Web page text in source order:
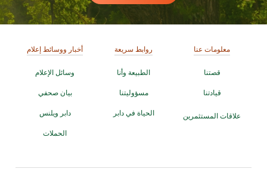
معلومات عنا
قصتنا
قيادتنا
علاقات المستثمرين
روابط سريعة
الطبيعة وأنا
مسؤوليتنا
الحياة في دابر
أخبار ووسائط إعلام
وسائل الإعلام
بيان صحفي
دابر ويلنس
الحملات